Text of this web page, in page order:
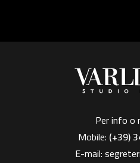
Per info o
Mobile: (+39)
E-mail: